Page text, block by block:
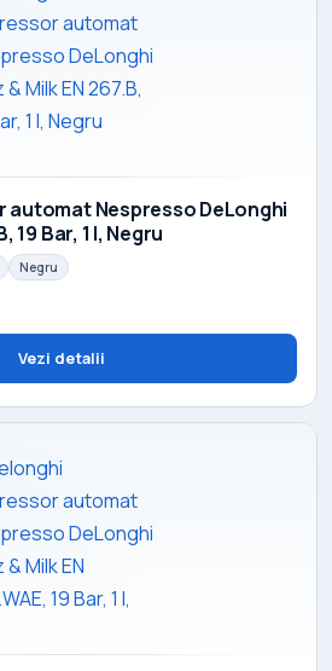
automat Nespresso DeLonghi
19 Bar, 1 l, Negru
Negru
Vezi detalii